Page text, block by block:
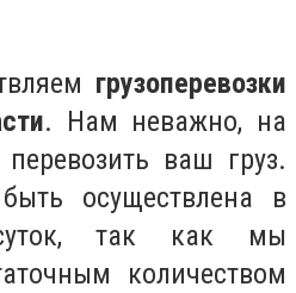
грузоперевозки
. Нам неважно, на
ваш груз.
осуществлена в
так как мы
количеством